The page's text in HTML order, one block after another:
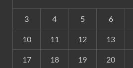
3 4 5 6
10 11 12 13
17 18 19 20